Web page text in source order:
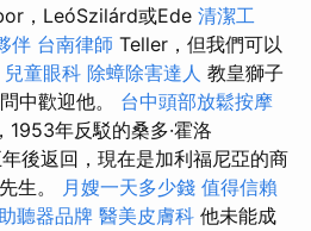
，LeóSzilárd或Ede 清潔工
伴 台南律師 Teller，但我們可以
兒童眼科 除蟑除害達人 教皇獅子
中歡迎他。 台中頭部放鬆按摩
1953年反駁的桑多·霍洛
後返回，現在是加利福尼亞的商
生。 月嫂一天多少錢 值得信賴
聽器品牌 醫美皮膚科 他未能成